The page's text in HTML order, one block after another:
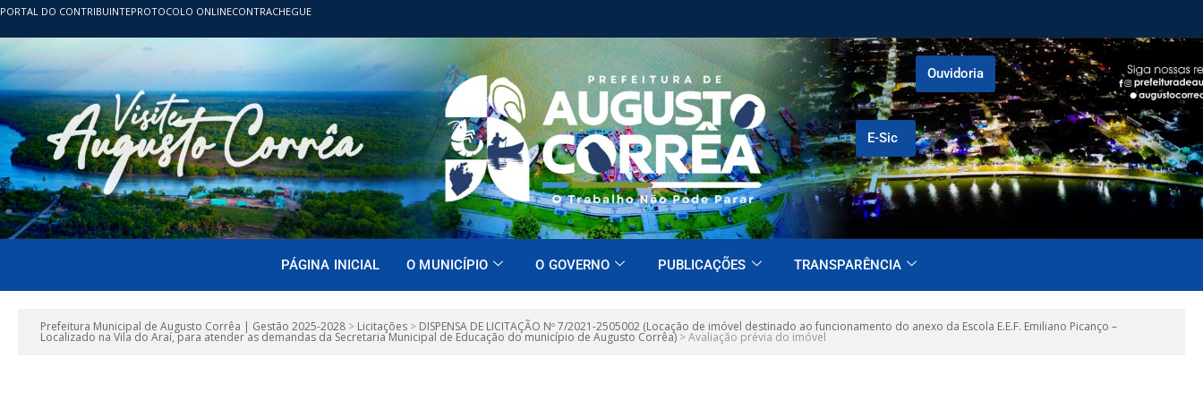
PORTAL DO CONTRIBUINTEPROTOCOLO ONLINECONTRACHEGUE
E-Sic
Ouvidoria
PÁGINA INICIAL O MUNICÍPIO O GOVERNO PUBLICAÇÕES TRANSPARÊNCIA
Prefeitura Municipal de Augusto Corrêa | Gestão 2025-2028 > Licitações > DISPENSA DE LICITAÇÃO Nº 7/2021-2505002 (Locação de imóvel destinado ao funcionamento do anexo da Escola E.E.F. Emiliano Picanço –
Localizado na Vila do Araí, para atender as demandas da Secretaria Municipal de Educação do município de Augusto Corrêa) >Avaliação prévia do imóvel